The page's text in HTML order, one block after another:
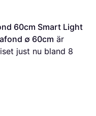
60cm Smart Light
∅ 60cm
just nu bland 8